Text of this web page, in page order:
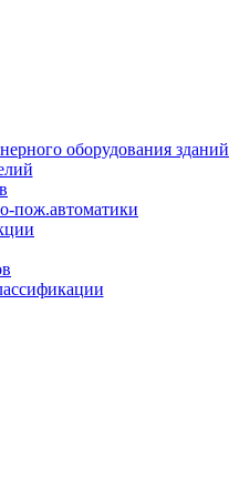
оборудования зданий
пож.автоматики